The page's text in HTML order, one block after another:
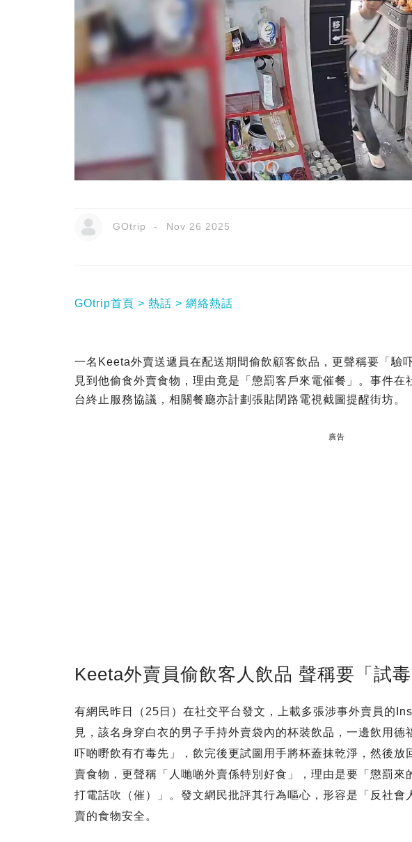
GOtrip Nov 26 2025
GOtrip首頁 熱話 網絡熱話
一名Keeta外賣送遞員在配送期間偷飲顧客飲品，更聲稱要「驗
見到他偷食外賣食物，理由竟是「懲罰客戶來電催餐」。事件
台終止服務協議，相關餐廳亦計劃張貼閉路電視截圖提醒街坊。
廣告
Keeta外賣員偷飲客人飲品 聲稱要「試毒
有網民昨日（25日）在社交平台發文，上載多張涉事外賣員的
見，該名身穿白衣的男子手持外賣袋內的杯裝飲品，一邊飲用
吓啲嘢飲有冇毒先」，飲完後更試圖用手將杯蓋抹乾淨，然後
賣食物，更聲稱「人哋啲外賣係特別好食」，理由是要「懲罰來
打電話吹（催）」。發文網民批評其行為嘔心，形容是「反社會
賣的食物安全。